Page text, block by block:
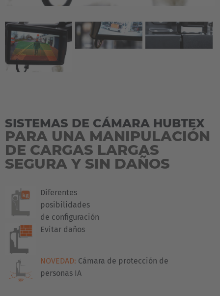
SISTEMAS DE CÁMARA HUBTEX
PARA UNA MANIPULACIÓN
DE CARGAS LARGAS
SEGURA Y SIN DAÑOS
Diferentes
posibilidades
de configuración
Evitar daños
NOVEDAD: Cámara de protección de
personas IA